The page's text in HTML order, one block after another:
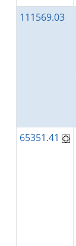
111569.03
65351.41